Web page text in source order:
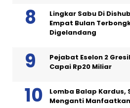
Lingkar Sabu Di
Empat Bulan
Digelandang
Pejabat Eselon 2
Capai Rp20 Miliar
Lomba Balap Kardus,
Menganti